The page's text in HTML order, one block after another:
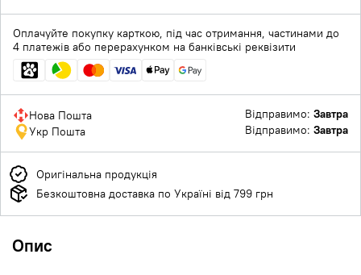
Оплачуйте покупку карткою, під час отримання, частинами до
4 платежів або перерахунком на банківські реквізити
Нова Пошта Відправимо: Завтра
Укр Пошта
Відправимо: Завтра
Оригінальна продукція
Безкоштовна доставка по Україні від 799 грн
Опис